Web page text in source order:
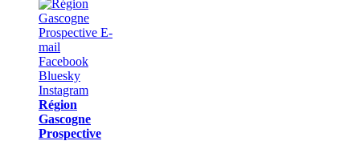
Région
Gascogne
Prospective